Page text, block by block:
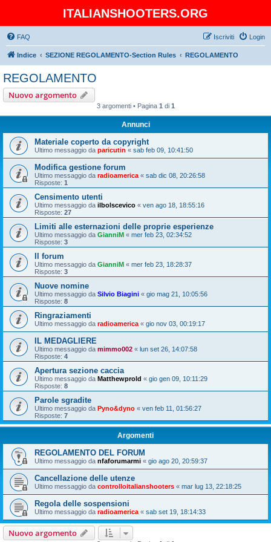
ITALIANSHOOTERS.ORG
FAQ Login
Iscriviti
Indice SEZIONE REGOLAMENTO-Section Rules REGOLAMENTO
REGOLAMENTO
Nuovo argomento
3 argomenti • Pagina 1 di 1
Annunci
Materiale coperto da copyright
Ultimo messaggio da paricutin « sab feb 09, 10:41:50
Modifica gestione forum
Ultimo messaggio da radioamerica « sab dic 08, 20:26:58
Risposte: 1
Censimento utenti
Ultimo messaggio da ilbolscevico « ven ago 18, 18:55:16
Risposte: 27
Limiti alle esternazioni delle proprie esperienze
Ultimo messaggio da GianniM « mer feb 23, 02:34:52
Risposte: 3
Il forum
Ultimo messaggio da GianniM « mer feb 23, 18:28:37
Risposte: 3
Nuove nomine
Ultimo messaggio da Silvio Biagini « gio mag 21, 10:05:56
Risposte: 8
Ringraziamenti
Ultimo messaggio da radioamerica « gio nov 03, 00:19:17
IL MEDAGLIERE
Ultimo messaggio da mimmo002 « lun set 26, 14:07:58
Risposte: 4
Apertura sezione caccia
Ultimo messaggio da Matthewprold « gio gen 09, 10:11:29
Risposte: 8
Parole sgradite
Ultimo messaggio da Pyno&dyno « ven feb 11, 01:56:27
Risposte: 7
Argomenti
REGOLAMENTO DEL FORUM
Ultimo messaggio da nfaforumarmi « gio ago 20, 20:59:37
Cancellazione delle utenze
Ultimo messaggio da controlloitalianshooters « mar lug 13, 22:18:25
Regola delle sospensioni
Ultimo messaggio da radioamerica « sab set 19, 18:14:33
Nuovo argomento